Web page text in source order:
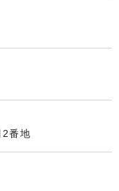
番地